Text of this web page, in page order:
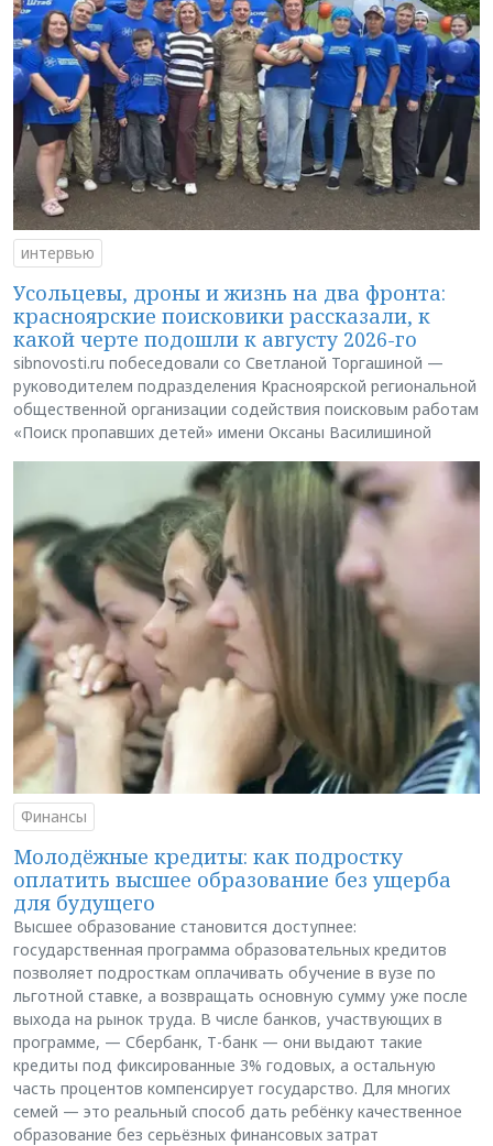
интервью
Усольцевы, дроны и жизнь на два фронта:
красноярские поисковики рассказали, к
какой черте подошли к августу 2026-го
sibnovosti.ru побеседовали со Светланой Торгашиной —
руководителем подразделения Красноярской региональной
общественной организации содействия поисковым работам
«Поиск пропавших детей» имени Оксаны Василишиной
Финансы
Молодёжные кредиты: как подростку
оплатить высшее образование без ущерба
для будущего
Высшее образование становится доступнее:
государственная программа образовательных кредитов
позволяет подросткам оплачивать обучение в вузе по
льготной ставке, а возвращать основную сумму уже после
выхода на рынок труда. В числе банков, участвующих в
программе, — Сбербанк, Т-банк — они выдают такие
кредиты под фиксированные 3% годовых, а остальную
часть процентов компенсирует государство. Для многих
семей — это реальный способ дать ребёнку качественное
образование без серьёзных финансовых затрат